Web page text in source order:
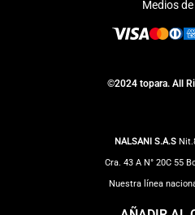
Medios
©2024 topara. All
NALSANI S.A.S
Cra. 43 A N° 20C 55
Nuestra línea
Correo Notificaciones judiciales: